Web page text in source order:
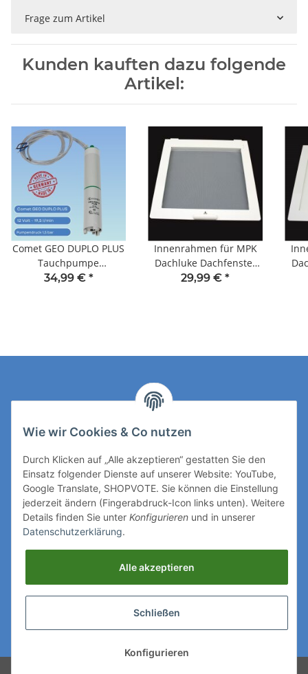
Frage zum Artikel
Kunden kauften dazu folgende
Artikel:
Comet GEO DUPLO PLUS
Tauchpumpe
Wasserpumpe 12V 19,5
34,99 € *
Innenrahmen für MPK
Dachluke Dachfenster
Dachhaube 40 x 40 cm
29,99 € *
Mehr über
Ihre Zahlungsmöglichkeiten
Vertrag widerrufen
Folgen Sie uns auf
Wir versenden mit
Wie wir Cookies & Co nutzen
Durch Klicken auf „Alle akzeptieren“ gestatten Sie den
Einsatz folgender Dienste auf unserer Website: YouTube,
Google Translate, SHOPVOTE. Sie können die Einstellung
jederzeit ändern (Fingerabdruck-Icon links unten). Weitere
Details finden Sie unter Konfigurieren und in unserer
Datenschutzerklärung.
Alle akzeptieren
Schließen
Konfigurieren